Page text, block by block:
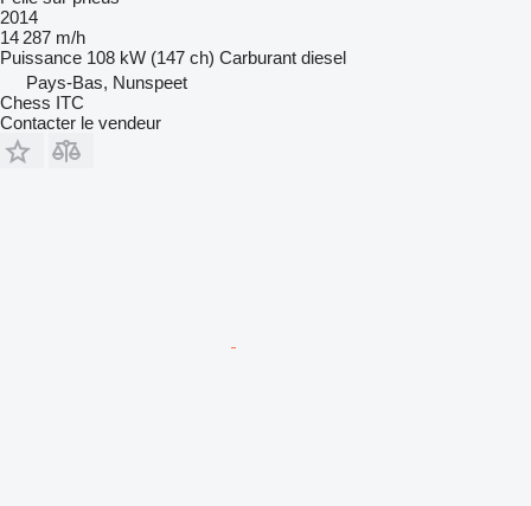
2014
14 287 m/h
Puissance 108 kW (147 ch) Carburant diesel
Pays-Bas, Nunspeet
Chess ITC
Contacter le vendeur